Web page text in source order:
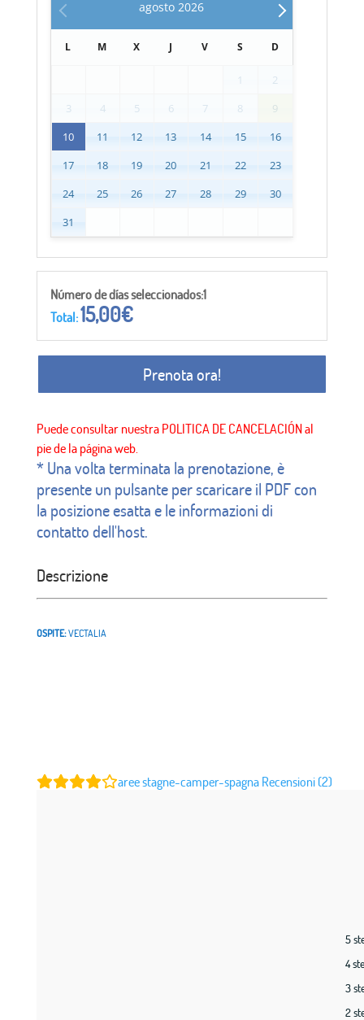
agosto 2026
L M X J V S D
1
2
3
4 5 6 7 8
9
10
11 12 13 14 15
16
17
18 19 20 21 22
23
24
25 26 27 28 29
30
31
Número de días seleccionados:1
Total:15,00€
Prenota ora!
* Una volta terminata la prenotazione, è
presente un pulsante per scaricare il PDF con
la posizione esatta e le informazioni di
contatto dell'host.
Descrizione
OSPITE:VECTALIA
aree stagne-camper-spagnaRecensioni (2)
5
4
3
2